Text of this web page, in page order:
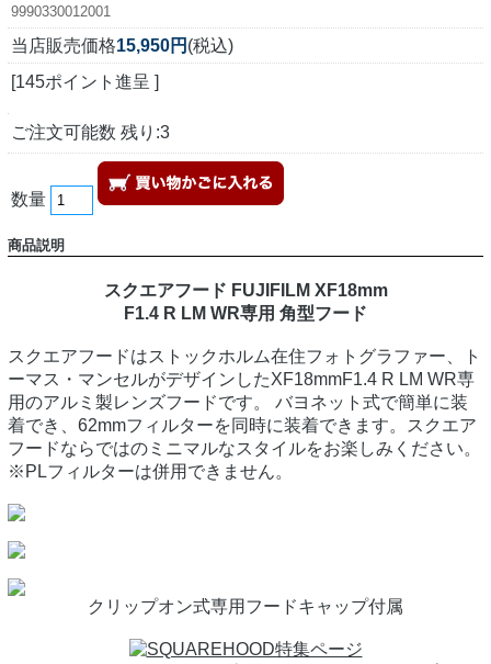
9990330012001
当店販売価格15,950円 (税込)
[145ポイント進呈 ]
ご注文可能数 残り:3
数量
商品説明
スクエアフード FUJIFILM XF18mm
F1.4 R LM WR専用 角型フード
スクエアフードはストックホルム在住フォトグラファー、ト
ーマス・マンセルがデザインしたXF18mmF1.4 R LM WR専
用のアルミ製レンズフードです。 バヨネット式で簡単に装
着でき、62mmフィルターを同時に装着できます。スクエア
フードならではのミニマルなスタイルをお楽しみください。
※PLフィルターは併用できません。
クリップオン式専用フードキャップ付属